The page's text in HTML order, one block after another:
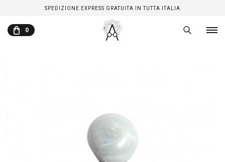
SPEDIZIONE EXPRESS GRATUITA IN TUTTA ITALIA
0